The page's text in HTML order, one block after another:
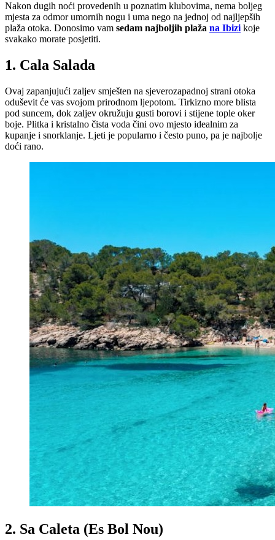
Nakon dugih noći provedenih u poznatim klubovima, nema boljeg
mjesta za odmor umornih nogu i uma nego na jednoj od najljepših
plaža otoka. Donosimo vam sedam najboljih plaža na Ibizi koje
svakako morate posjetiti.
1. Cala Salada
Ovaj zapanjujući zaljev smješten na sjeverozapadnoj strani otoka
oduševit će vas svojom prirodnom ljepotom. Tirkizno more blista
pod suncem, dok zaljev okružuju gusti borovi i stijene tople oker
boje. Plitka i kristalno čista voda čini ovo mjesto idealnim za
kupanje i snorklanje. Ljeti je popularno i često puno, pa je najbolje
doći rano.
2. Sa Caleta (Es Bol Nou)